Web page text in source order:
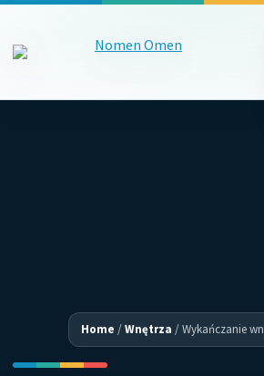
Home /Wnętrza /Wykańczanie